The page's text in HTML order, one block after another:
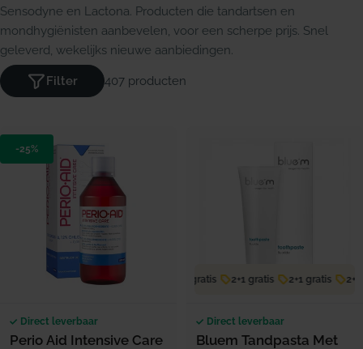
Sensodyne en Lactona. Producten die tandartsen en
mondhygiënisten aanbevelen, voor een scherpe prijs. Snel
geleverd, wekelijks nieuwe aanbiedingen.
A
l
407 producten
Filter
-25%
Direct leverbaar
Perio Aid Intensive Care
2+1 gratis 2+1 gratis 2+1 gratis 2+1
Direct leverbaar
Bluem Tandpasta Met